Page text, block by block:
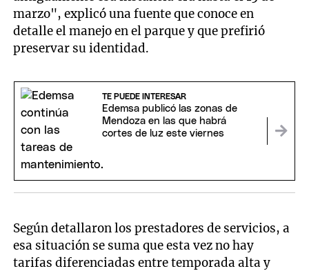
marzo", explicó una fuente que conoce en
detalle el manejo en el parque y que prefirió
preservar su identidad.
TE PUEDE INTERESAR
Edemsa publicó las zonas de
Mendoza en las que habrá
cortes de luz este viernes
Según detallaron los prestadores de servicios, a
esa situación se suma que esta vez no hay
tarifas diferenciadas entre temporada alta y